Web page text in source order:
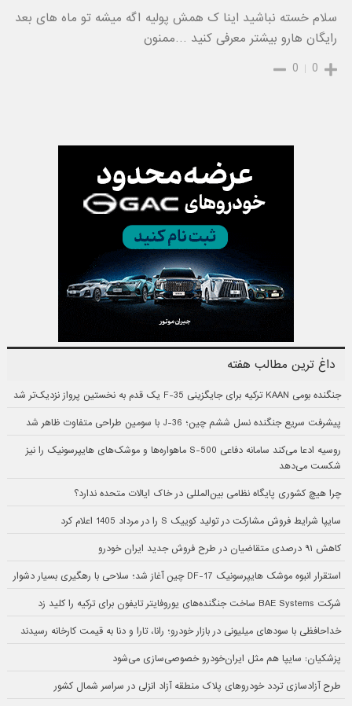
سلام خسته نباشید اینا ک همش پولیه اگه میشه تو ماه های بعد
رایگان هارو بیشتر معرفی کنید …ممنون
0
0
داغ ترین مطالب هفته
جنگنده بومی KAAN ترکیه برای جایگزینی F-35 یک قدم به نخستین پرواز نزدیک‌تر شد
پیشرفت سریع جنگنده نسل ششم چین؛ J-36 با سومین طراحی متفاوت ظاهر شد
روسیه ادعا می‌کند سامانه دفاعی S-500 ماهواره‌ها و موشک‌های هایپرسونیک را نیز
شکست می‌دهد
چرا هیچ کشوری پایگاه نظامی بین‌المللی در خاک ایالات متحده ندارد؟
سایپا شرایط فروش مشارکت در تولید کوییک S را در مرداد 1405 اعلام کرد
کاهش ۹۱ درصدی متقاضیان در طرح فروش جدید ایران خودرو
استقرار انبوه موشک هایپرسونیک DF-17 چین آغاز شد؛ سلاحی با رهگیری بسیار دشوار
شرکت BAE Systems ساخت جنگنده‌های یوروفایتر تایفون برای ترکیه را کلید زد
خداحافظی با سودهای میلیونی در بازار خودرو؛ رانا، تارا و دنا به قیمت کارخانه رسیدند
پزشکیان: سایپا هم مثل ایران‌خودرو خصوصی‌سازی می‌شود
طرح آزادسازی تردد خودروهای پلاک منطقه آزاد انزلی در سراسر شمال کشور